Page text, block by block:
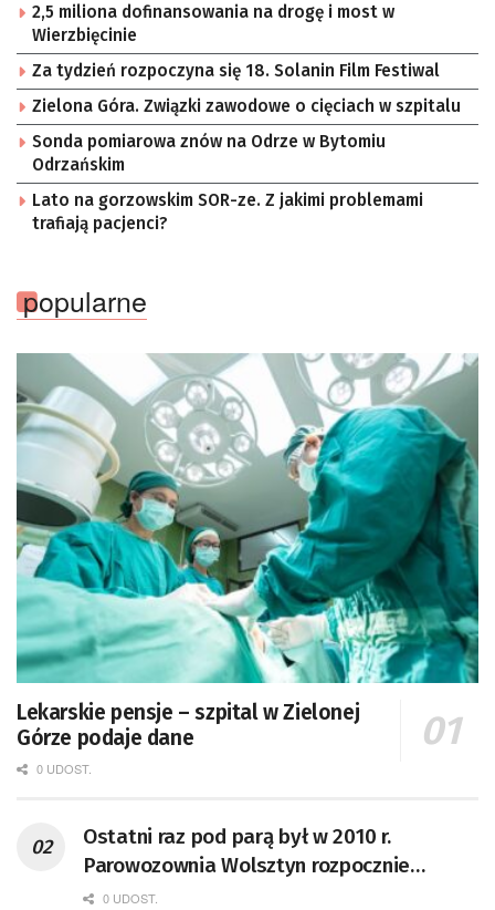
2,5 miliona dofinansowania na drogę i most w
Wierzbięcinie
Za tydzień rozpoczyna się 18. Solanin Film Festiwal
Zielona Góra. Związki zawodowe o cięciach w szpitalu
Sonda pomiarowa znów na Odrze w Bytomiu
Odrzańskim
Lato na gorzowskim SOR-ze. Z jakimi problemami
trafiają pacjenci?
popularne
Lekarskie pensje – szpital w Zielonej
Górze podaje dane
0 UDOST.
Ostatni raz pod parą był w 2010 r.
Parowozownia Wolsztyn rozpocznie
remont unikatowego Tr5-65
0 UDOST.